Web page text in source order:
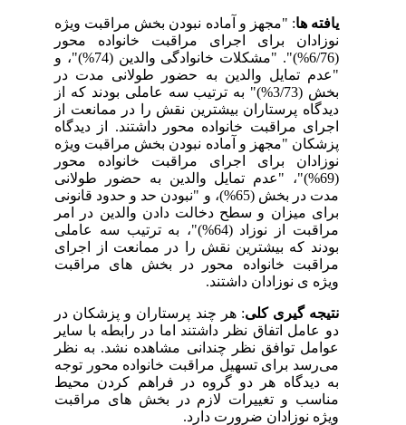
یافته ها: "مجهز و آماده نبودن بخش مراقبت ویژه
نوزادان برای اجرای مراقبت خانواده محور
(6/76%)". "مشکلات خانوادگی والدین (74%)"، و
"عدم تمایل والدین به حضور طولانی مدت در
بخش (3/73%)" به ترتیب سه عاملی بودند که از
دیدگاه پرستاران بیشترین نقش را در ممانعت از
اجرای مراقبت خانواده محور داشتند. از دیدگاه
پزشکان "مجهز و آماده نبودن بخش مراقبت ویژه
نوزادان برای اجرای مراقبت خانواده محور
(69%)"، "عدم تمایل والدین به حضور طولانی
مدت در بخش (65%)، و "نبودن حد و حدود قانونی
برای میزان و سطح دخالت دادن والدین در امر
مراقبت از نوزاد (64%)"، به ترتیب سه عاملی
بودند که بیشترین نقش را در ممانعت از اجرای
مراقبت خانواده محور در بخش های مراقبت
ویژه ی نوزادان داشتند.
نتیجه گیری کلی: هر چند پرستاران و پزشکان در
دو عامل اتفاق نظر داشتند اما در رابطه با سایر
عوامل توافق نظر چندانی مشاهده نشد. به نظر
می‌رسد برای تسهیل مراقبت خانواده محور توجه
به دیدگاه هر دو گروه در فراهم کردن محیط
مناسب و تغییرات لازم در بخش های مراقبت
ویژه نوزادانضرورت دارد.